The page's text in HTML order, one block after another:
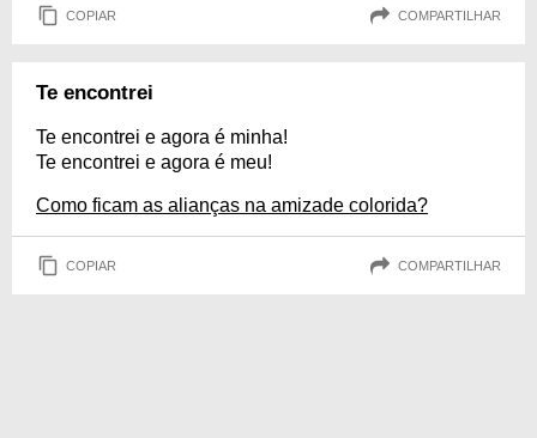
COPIAR COMPARTILHAR
Te encontrei
Te encontrei e agora é minha!
Te encontrei e agora é meu!
Como ficam as alianças na amizade colorida?
COPIAR COMPARTILHAR